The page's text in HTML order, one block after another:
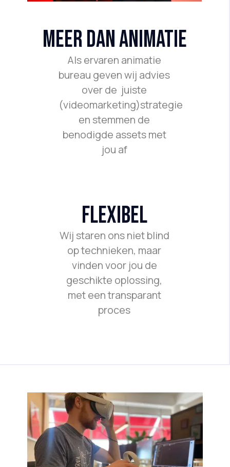
meer dan animatie
Als ervaren animatie
bureau geven wij advies
over de juiste
(videomarketing)strategie
en stemmen de
benodigde assets met
jou af
flexibel
Wij staren ons niet blind
op technieken, maar
vinden voor jou de
geschikte oplossing,
met een transparant
proces